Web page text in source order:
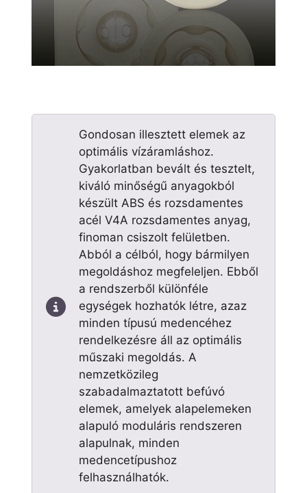
Gondosan illesztett elemek az
optimális vízáramláshoz.
Gyakorlatban bevált és tesztelt,
kiváló minőségű anyagokból
készült ABS és rozsdamentes
acél V4A rozsdamentes anyag,
finoman csiszolt felületben.
Abból a célból, hogy bármilyen
megoldáshoz megfeleljen. Ebből
a rendszerből különféle
egységek hozhatók létre, azaz
minden típusú medencéhez
rendelkezésre áll az optimális
műszaki megoldás. A
nemzetközileg
szabadalmaztatott befúvó
elemek, amelyek alapelemeken
alapuló moduláris rendszeren
alapulnak, minden
medencetípushoz
felhasználhatók.